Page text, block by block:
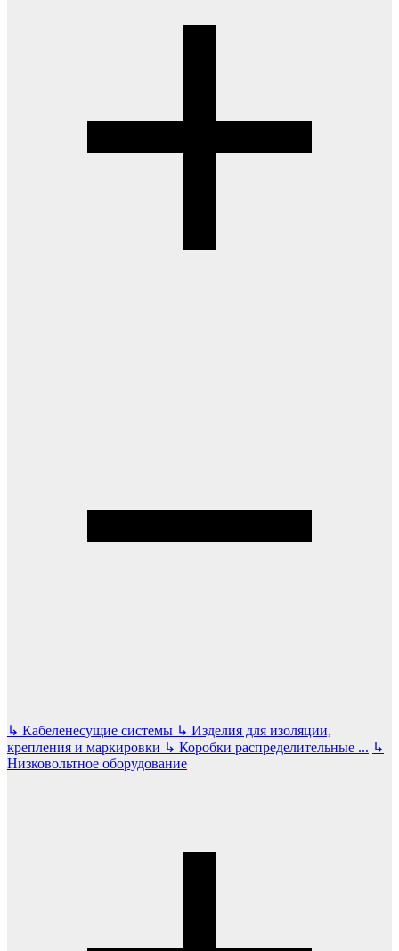
↳ Кабеленесущие системы ↳ Изделия для изоляции,
крепления и маркировки ↳ Коробки распределительные ... ↳
Низковольтное оборудование